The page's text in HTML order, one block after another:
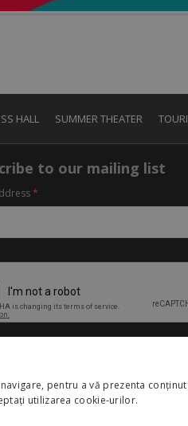
HALL SUMMER THEATER
to our mailing list
*
Copyright
pentru a vă prezenta
utilizarea cookie-urilor.